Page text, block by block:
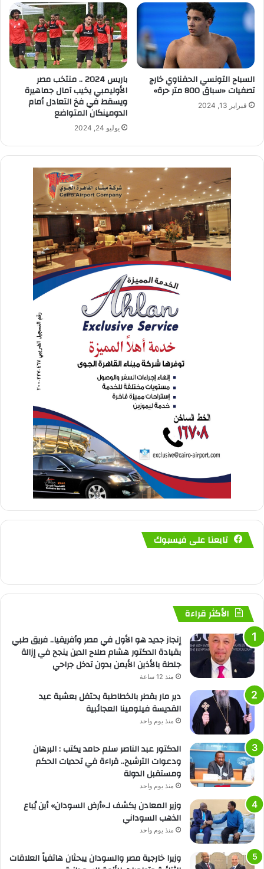
السباح التونسي الحفناوي خارج
تصفيات «سباق 800 متر حرة»
فبراير 13, 2024
باريس 2024 .. منتخب مصر
الأوليمبي يخيب آمال جماهيرة
ويسقط في فخ التعادل أمام
الدومينكان المتواضع
يوليو 24, 2024
تابعنا على فيسبوك
الأكثر قراءة
إنجاز جديد هو الأول في مصر وأفريقيا.. فريق طبي
بقيادة الدكتور هشام صلاح الدين ينجح في إزالة
جلطة بالأذين الأيمن بدون تدخل جراحي
منذ 12 ساعة
دير مار بقطر بالخطاطبة يحتفل بعشية عيد
القديسة فيلومينا العجائبية
منذ يوم واحد
الدكتور عبد الناصر سلم حامد يكتب : البرهان
ودعوات الترشيح.. قراءة في تحديات الحكم
ومستقبل الدولة
منذ يوم واحد
وزير المعادن يكشف لـ«أرض السودان» أين يُباع
الذهب السوداني
منذ يوم واحد
وزيرا خارجية مصر والسودان يبحثان هاتفياً العلاقات